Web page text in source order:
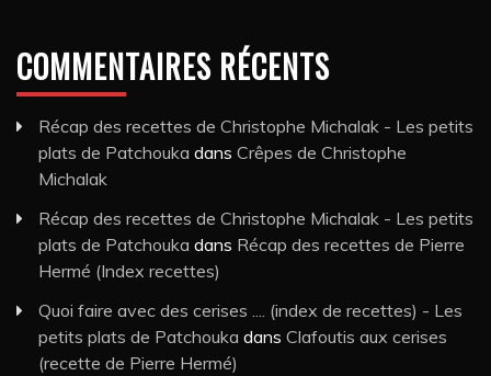
COMMENTAIRES RÉCENTS
Récap des recettes de Christophe Michalak - Les petits
plats de Patchouka dans Crêpes de Christophe
Michalak
Récap des recettes de Christophe Michalak - Les petits
plats de Patchouka dans Récap des recettes de Pierre
Hermé (Index recettes)
Quoi faire avec des cerises .... (index de recettes) - Les
petits plats de Patchouka dans Clafoutis aux cerises
(recette de Pierre Hermé)